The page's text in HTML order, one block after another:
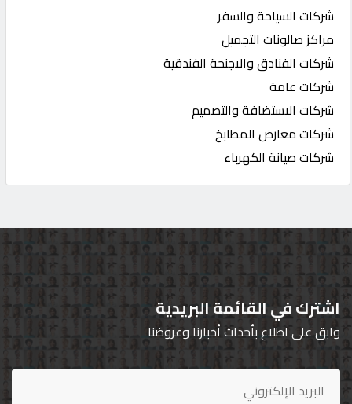
شركات السياحة والسفر
مراكز صالونات التجميل
شركات الفنادق والاجنحة الفندقية
شركات عامة
شركات الاستضافة والتصميم
شركات معارض المطابخ
شركات صيانة الكهرباء
اشترك في القائمة البريدية
وابق على اطلاع بأحداث أخبارنا وعروضنا